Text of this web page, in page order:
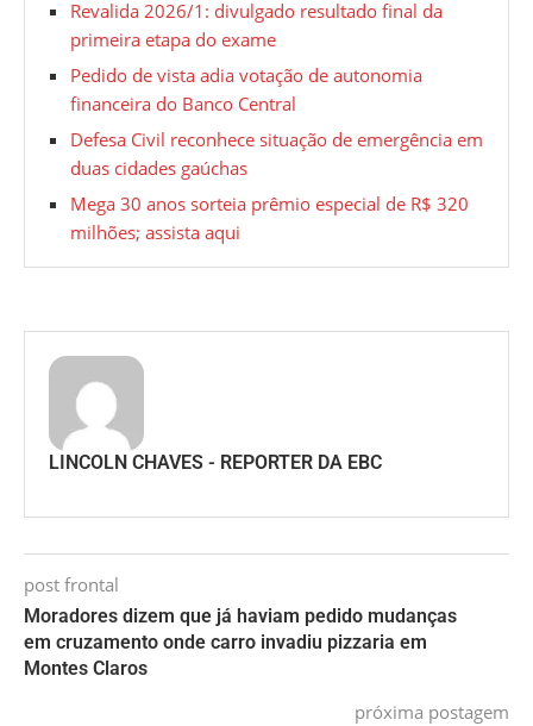
Revalida 2026/1: divulgado resultado final da
primeira etapa do exame
Pedido de vista adia votação de autonomia
financeira do Banco Central
Defesa Civil reconhece situação de emergência em
duas cidades gaúchas
Mega 30 anos sorteia prêmio especial de R$ 320
milhões; assista aqui
LINCOLN CHAVES - REPORTER DA EBC
post frontal
Moradores dizem que já haviam pedido mudanças
em cruzamento onde carro invadiu pizzaria em
Montes Claros
próxima postagem